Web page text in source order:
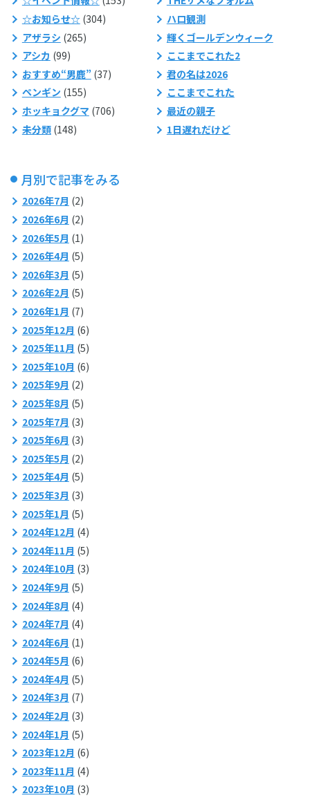
☆お知らせ☆(304)
アザラシ (265)
アシカ (99)
おすすめ“男鹿”(37)
ペンギン (155)
ホッキョクグマ (706)
未分類(148)
ハロ観測
輝くゴールデンウィーク
ここまでこれた2
君の名は2026
ここまでこれた
最近の親子
1日遅れだけど
月別で記事をみる
2026年7月 (2)
2026年6月 (2)
2026年5月 (1)
2026年4月 (5)
2026年3月 (5)
2026年2月 (5)
2026年1月 (7)
2025年12月 (6)
2025年11月 (5)
2025年10月 (6)
2025年9月 (2)
2025年8月 (5)
2025年7月 (3)
2025年6月 (3)
2025年5月 (2)
2025年4月 (5)
2025年3月 (3)
2025年1月 (5)
2024年12月 (4)
2024年11月 (5)
2024年10月 (3)
2024年9月 (5)
2024年8月 (4)
2024年7月 (4)
2024年6月 (1)
2024年5月 (6)
2024年4月 (5)
2024年3月 (7)
2024年2月 (3)
2024年1月 (5)
2023年12月 (6)
2023年11月 (4)
2023年10月 (3)